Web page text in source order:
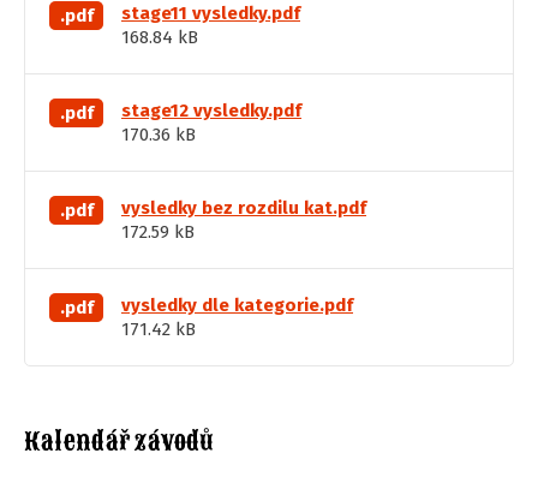
.pdf
stage11 vysledky.pdf
168.84 kB
.pdf
stage12 vysledky.pdf
170.36 kB
.pdf
vysledky bez rozdilu kat.pdf
172.59 kB
.pdf
vysledky dle kategorie.pdf
171.42 kB
Kalendář závodů